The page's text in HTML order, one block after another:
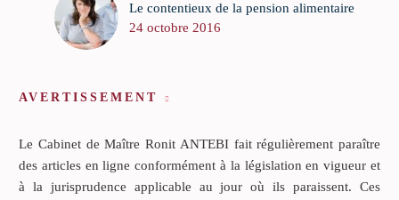
Le contentieux de la pension alimentaire
24 octobre 2016
AVERTISSEMENT
Le Cabinet de Maître Ronit ANTEBI fait régulièrement paraître
des articles en ligne conformément à la législation en vigueur et
à la jurisprudence applicable au jour où ils paraissent. Ces